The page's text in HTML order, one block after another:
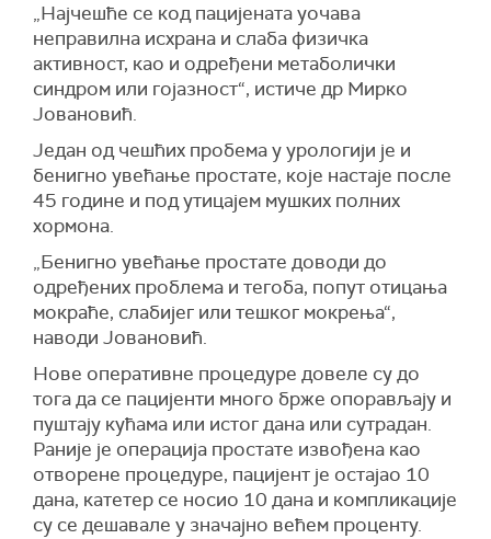
„Најчешће се код пацијената уочава
неправилна исхрана и слаба физичка
активност, као и одређени метаболички
синдром или гојазност“, истиче др Мирко
Јовановић.
Један од чешћих пробема у урологији је и
бенигно увећање простате, које настаје после
45 године и под утицајем мушких полних
хормона.
„Бенигно увећање простате доводи до
одређених проблема и тегоба, попут отицања
мокраће, слабијег или тешког мокрења“,
наводи Јовановић.
Нове оперативне процедуре довеле су до
тога да се пацијенти много брже опорављају и
пуштају кућама или истог дана или сутрадан.
Раније је операција простате извођена као
отворене процедуре, пацијент је остајао 10
дана, катетер се носио 10 дана и компликације
су се дешавале у значајно већем проценту.